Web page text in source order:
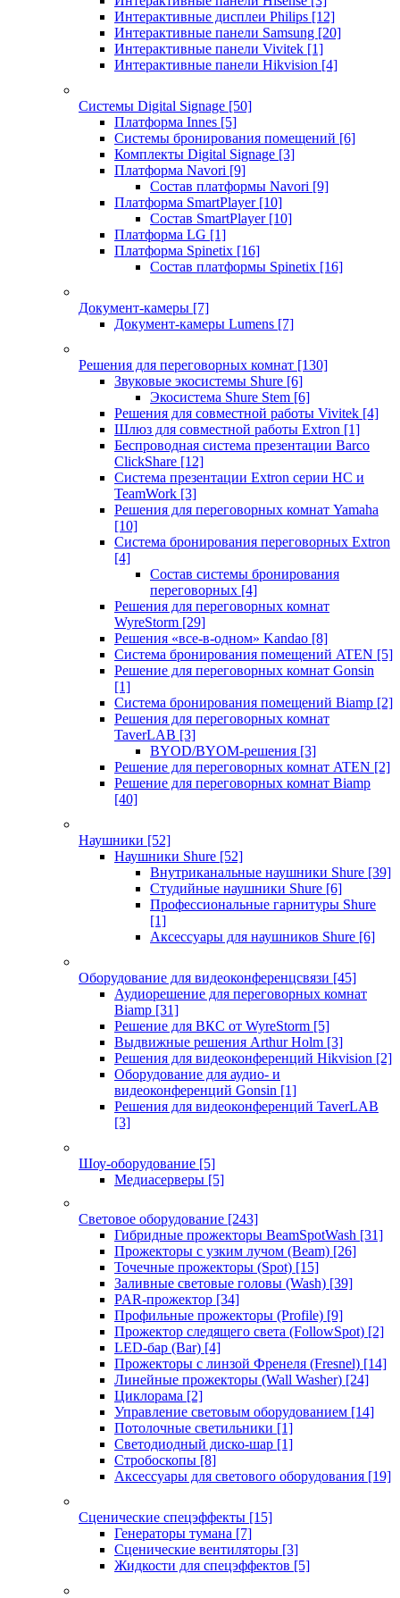
Интерактивные дисплеи Philips [12]
Интерактивные панели Samsung [20]
Интерактивные панели Vivitek [1]
Интерактивные панели Hikvision [4]
Системы Digital Signage [50]
Платформа Innes [5]
Системы бронирования помещений [6]
Комплекты Digital Signage [3]
Платформа Navori [9]
Состав платформы Navori [9]
Платформа SmartPlayer [10]
Состав SmartPlayer [10]
Платформа LG [1]
Платформа Spinetix [16]
Состав платформы Spinetix [16]
Документ-камеры [7]
Документ-камеры Lumens [7]
Решения для переговорных комнат [130]
Звуковые экосистемы Shure [6]
Экосистема Shure Stem [6]
Решения для совместной работы Vivitek [4]
Шлюз для совместной работы Extron [1]
Беспроводная система презентации Barco
ClickShare [12]
Система презентации Extron серии HC и
TeamWork [3]
Решения для переговорных комнат Yamaha
[10]
Система бронирования переговорных Extron
[4]
Состав системы бронирования
переговорных [4]
Решения для переговорных комнат
WyreStorm [29]
Решения «все-в-одном» Kandao [8]
Система бронирования помещений ATEN [5]
Решение для переговорных комнат Gonsin
[1]
Система бронирования помещений Biamp [2]
Решения для переговорных комнат
TaverLAB [3]
BYOD/BYOM-решения [3]
Решение для переговорных комнат ATEN [2]
Решение для переговорных комнат Biamp
[40]
Наушники [52]
Наушники Shure [52]
Внутриканальные наушники Shure [39]
Студийные наушники Shure [6]
Профессиональные гарнитуры Shure
[1]
Аксессуары для наушников Shure [6]
Оборудование для видеоконференцсвязи [45]
Аудиорешение для переговорных комнат
Biamp [31]
Решение для ВКС от WyreStorm [5]
Выдвижные решения Arthur Holm [3]
Решения для видеоконференций Hikvision [2]
Оборудование для аудио- и
видеоконференций Gonsin [1]
Решения для видеоконференций TaverLAB
[3]
Шоу-оборудование [5]
Медиасерверы [5]
Световое оборудование [243]
Гибридные прожекторы BeamSpotWash [31]
Прожекторы с узким лучом (Beam) [26]
Точечные прожекторы (Spot) [15]
Заливные световые головы (Wash) [39]
PAR-прожектор [34]
Профильные прожекторы (Profile) [9]
Прожектор следящего света (FollowSpot) [2]
LED-бар (Bar) [4]
Прожекторы с линзой Френеля (Fresnel) [14]
Линейные прожекторы (Wall Washer) [24]
Циклорама [2]
Управление световым оборудованием [14]
Потолочные светильники [1]
Светодиодный диско-шар [1]
Стробоскопы [8]
Аксессуары для светового оборудования [19]
Сценические спецэффекты [15]
Генераторы тумана [7]
Сценические вентиляторы [3]
Жидкости для спецэффектов [5]